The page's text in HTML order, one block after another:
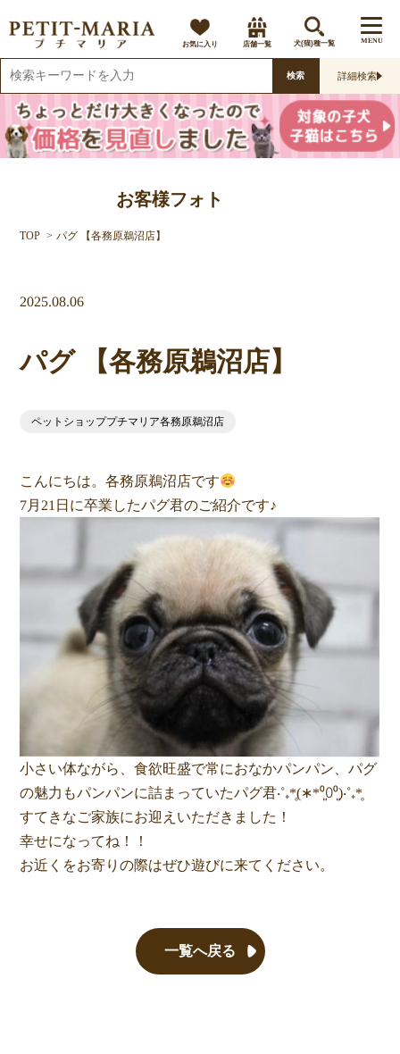
お気に入り 店舗一覧 犬(猫)種一覧 MENU
検索 詳細検索
お客様フォト
TOP パグ 【各務原鵜沼店】
2025.08.06
パグ 【各務原鵜沼店】
ペットショッププチマリア各務原鵜沼店
こんにちは。各務原鵜沼店です
7月21日に卒業したパグ君のご紹介です♪
小さい体ながら、食欲旺盛で常におなかパンパン、パグ
の魅力もパンパンに詰まっていたパグ君‧˚₊*̥(∗︎*⁰͈꒨⁰͈)‧˚₊*̥
すてきなご家族にお迎えいただきました！
幸せになってね！！
お近くをお寄りの際はぜひ遊びに来てください。
一覧へ戻る